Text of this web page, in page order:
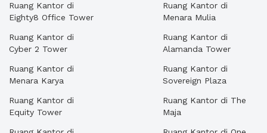
Ruang Kantor di
Eighty8 Office Tower
Ruang Kantor di
Cyber 2 Tower
Ruang Kantor di
Menara Karya
Ruang Kantor di
Equity Tower
Ruang Kantor di
Menara Mulia
Ruang Kantor di
Alamanda Tower
Ruang Kantor di
Sovereign Plaza
Ruang Kantor di The
Maja